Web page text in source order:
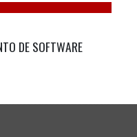
DE SOFTWARE